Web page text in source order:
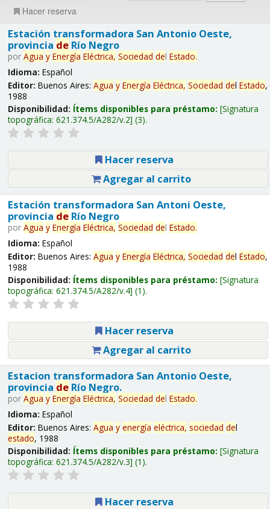
Hacer reserva
Estación transformadora San Antonio Oeste,
provincia deRío Negro
por Agua y Energía Eléctrica, Sociedad del Estado.
Idioma: Español
Editor: Buenos Aires: Agua y Energía Eléctrica, Sociedad del Estado,
1988
Disponibilidad: Ítems disponibles para préstamo: Signatura
topográfica: 621.374.5/A282/v.2 (3).
Hacer reserva
Agregar al carrito
Estación transformadora San Antoni Oeste,
provincia deRío Negro
por Agua y Energía Eléctrica, Sociedad del Estado.
Idioma: Español
Editor: Buenos Aires: Agua y Energía Eléctrica, Sociedad del Estado,
1988
Disponibilidad: Ítems disponibles para préstamo: Signatura
topográfica: 621.374.5/A282/v.4 (1).
Hacer reserva
Agregar al carrito
Estacion transformadora San Antonio Oeste,
provincia deRío Negro.
por Agua y Energía Eléctrica, Sociedad del Estado.
Idioma: Español
Editor: Buenos Aires: Agua y energía eléctrica, sociedad del
estado, 1988
Disponibilidad: Ítems disponibles para préstamo: Signatura
topográfica: 621.374.5/A282/v.3 (1).
Hacer reserva